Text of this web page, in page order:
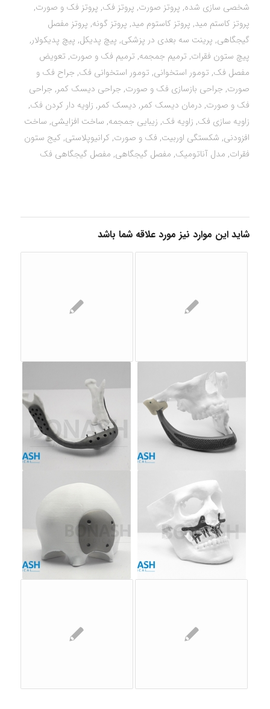
شخصی سازی شده, پروتز صورت, پروتز فک, پروتز فک و صورت,
پروتز کاستم مید, پروتز کاستوم مید, پروتز گونه, پروتز مفصل
گیجگاهی, پرینت سه بعدی در پزشکی, پیچ پدیکل, پیچ پدیکولار,
پیچ ستون فقرات, ترمیم جمجمه, ترمیم فک و صورت, تعویض
مفصل فک, تومور استخوانی, تومور استخوانی فک, جراح فک و
صورت, جراحی بازسازی فک و صورت, جراحی دیسک کمر, جراحی
فک و صورت, درمان دیسک کمر, دیسک کمر, زاویه دار کردن فک,
زاویه سازی فک, زاویه فک, زیبایی جمجمه, ساخت افزایشی, ساخت
افزودنی, شکستگی اوربیت, فک و صورت, کرانیوپلاستی, کیج ستون
فقرات, مدل آناتومیک, مفصل گیجگاهی, مفصل گیجگاهی فک
شاید این موارد نیز مورد علاقه شما باشد